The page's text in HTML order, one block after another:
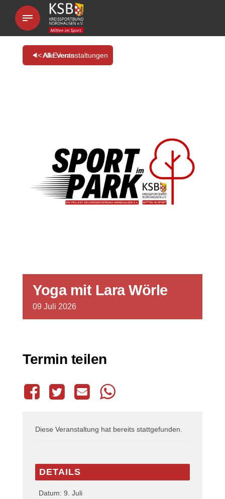
<< All Events
Yoga mit Lara Wörle
09 Juli 2026
Diese Veranstaltung hat bereits stattgefunden.
DETAILS
Datum: 9. Juli